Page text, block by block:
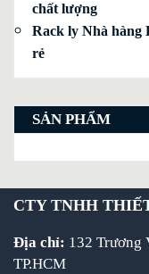
chất lượng
Rack ly Nhà hàng
rẻ
SẢN PHẨM
CTY TNHH
Địa chỉ: 132 Trương
TP.HCM